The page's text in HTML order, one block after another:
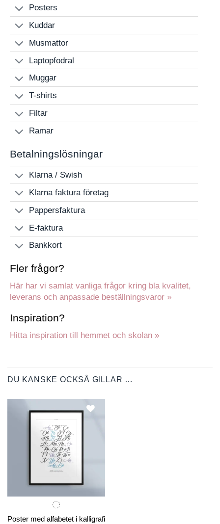
Posters
Kuddar
Musmattor
Laptopfodral
Muggar
T-shirts
Filtar
Ramar
Betalningslösningar
Klarna / Swish
Klarna faktura företag
Pappersfaktura
E-faktura
Bankkort
Fler frågor?
Här har vi samlat vanliga frågor kring bla kvalitet,
leverans och anpassade beställningsvaror »
Inspiration?
Hitta inspiration till hemmet och skolan »
DU KANSKE OCKSÅ GILLAR …
Poster med alfabetet i kalligrafi